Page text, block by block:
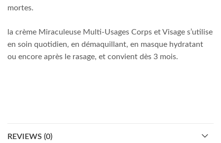
mortes.
la crème Miraculeuse Multi-Usages Corps et Visage s’utilise
en soin quotidien, en démaquillant, en masque hydratant
ou encore après le rasage, et convient dès 3 mois.
REVIEWS (0)